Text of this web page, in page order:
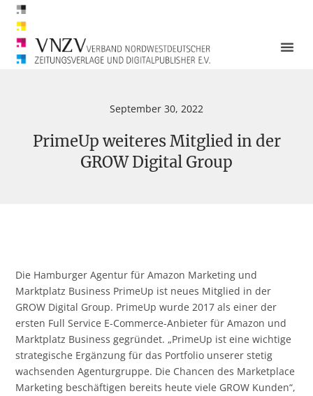
September 30, 2022
PrimeUp weiteres Mitglied in der
GROW Digital Group
Die Hamburger Agentur für Amazon Marketing und
Marktplatz Business PrimeUp ist neues Mitglied in der
GROW Digital Group. PrimeUp wurde 2017 als einer der
ersten Full Service E-Commerce-Anbieter für Amazon und
Marktplatz Business gegründet. „PrimeUp ist eine wichtige
strategische Ergänzung für das Portfolio unserer stetig
wachsenden Agenturgruppe. Die Chancen des Marketplace
Marketing beschäftigen bereits heute viele GROW Kunden“,